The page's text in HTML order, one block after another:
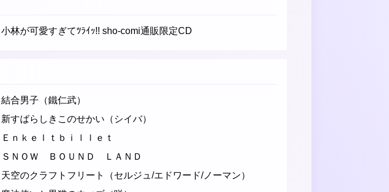
小林が可愛すぎてﾂﾗｲｯ!! sho-comi通販限定CD
結合男子（鐵仁武）
新すばらしきこのせかい（シイバ）
Ｅｎｋｅｌｔｂｉｌｌｅｔ
ＳＮＯＷ ＢＯＵＮＤ ＬＡＮＤ
天空のクラフトフリート（セルジュ/エドワード/ノーマン）